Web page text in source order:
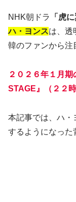
NHK朝ドラ 「虎に
ハ・ヨンスは、透
韓のファンから注
２０２６年１月
STAGE』（２２
本記事では、ハ・
するようになった